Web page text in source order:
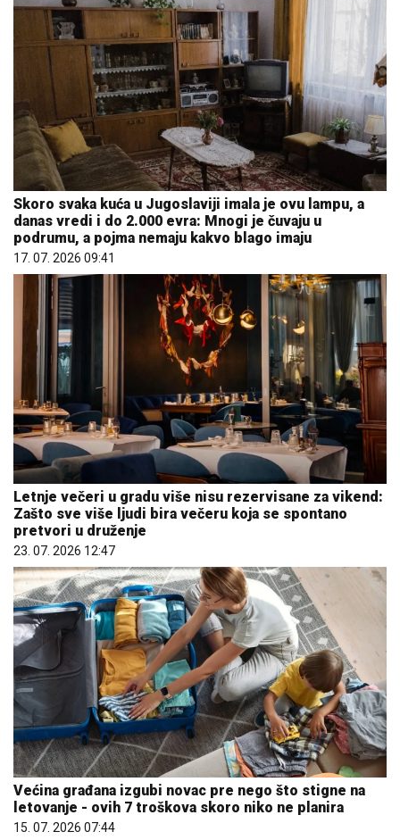
Skoro svaka kuća u Jugoslaviji imala je ovu lampu, a
danas vredi i do 2.000 evra: Mnogi je čuvaju u
podrumu, a pojma nemaju kakvo blago imaju
17. 07. 2026 09:41
Letnje večeri u gradu više nisu rezervisane za vikend:
Zašto sve više ljudi bira večeru koja se spontano
pretvori u druženje
23. 07. 2026 12:47
Većina građana izgubi novac pre nego što stigne na
letovanje - ovih 7 troškova skoro niko ne planira
15. 07. 2026 07:44